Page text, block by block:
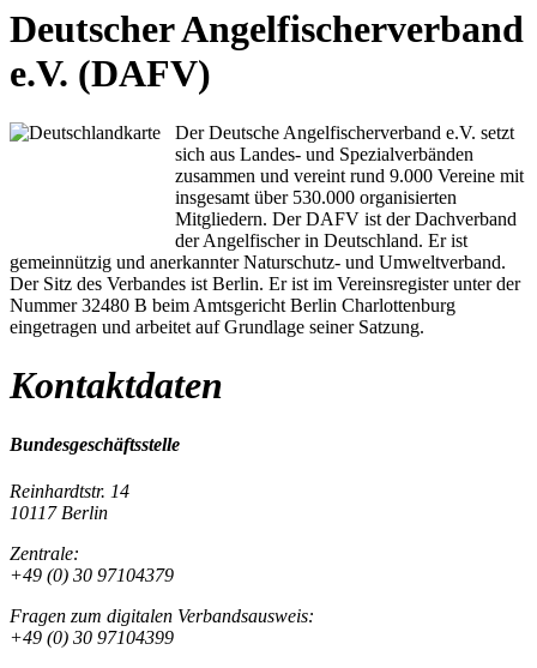
Deutscher Angelfischerverband
e.V. (DAFV)
Der Deutsche Angelfischerverband e.V. setzt
sich aus Landes- und Spezialverbänden
zusammen und vereint rund 9.000 Vereine mit
insgesamt über 530.000 organisierten
Mitgliedern. Der DAFV ist der Dachverband
der Angelfischer in Deutschland. Er ist
gemeinnützig und anerkannter Naturschutz- und Umweltverband.
Der Sitz des Verbandes ist Berlin. Er ist im Vereinsregister unter der
Nummer 32480 B beim Amtsgericht Berlin Charlottenburg
eingetragen und arbeitet auf Grundlage seiner Satzung.
Kontaktdaten
Bundesgeschäftsstelle
Reinhardtstr. 14
10117 Berlin
Zentrale:
+49 (0) 30 97104379
Fragen zum digitalen Verbandsausweis:
+49 (0) 30 97104399